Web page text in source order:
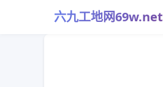
六九工地网69w.net